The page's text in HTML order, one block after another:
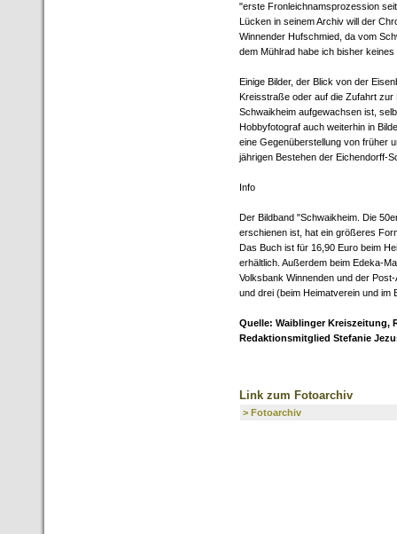
"erste Fronleichnamsprozession
Lücken in seinem Archiv will der
Winnender Hufschmied, da vom
dem Mühlrad habe ich bisher
Einige Bilder, der Blick von der
Kreisstraße oder auf die Zufahrt
Schwaikheim aufgewachsen ist,
Hobbyfotograf auch weiterhin in
eine Gegenüberstellung von früher
jährigen Bestehen der Eichendorff-
Info
Der Bildband "Schwaikheim. Die
erschienen ist, hat ein größeres
Das Buch ist für 16,90 Euro beim
erhältlich. Außerdem beim Edeka-
Volksbank Winnenden und der
und drei (beim Heimatverein und im
Quelle: Waiblinger Kreiszeitung,
Redaktionsmitglied Stefanie
Link zum Fotoarchiv
> Fotoarchiv